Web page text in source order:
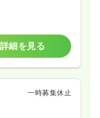
詳細を見る
一時募集休止